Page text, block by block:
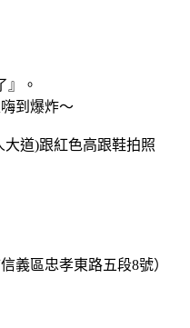
』。
到爆炸～
道)跟紅色高跟鞋拍照
義區忠孝東路五段8號）